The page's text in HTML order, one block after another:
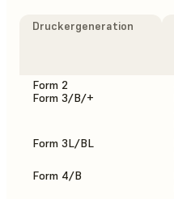
Druckergeneration
Form 2
Form 3/B/+
Form 3L/BL
Form 4/B